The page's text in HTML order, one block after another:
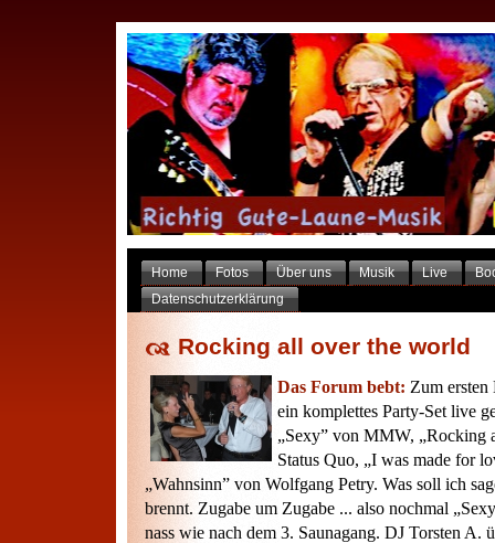
Home Fotos Über uns Musik Live
Datenschutzerklärung
Rocking all over the world
Das Forum bebt: Zum
ein komplettes Party-Set live
„Sexy” von MMW, „Rocking
Status Quo, „I was made for
„Wahnsinn” von Wolfgang Petry. Was soll ich
brennt. Zugabe um Zugabe ... also nochmal
nass wie nach dem 3. Saunagang. DJ Torsten A.